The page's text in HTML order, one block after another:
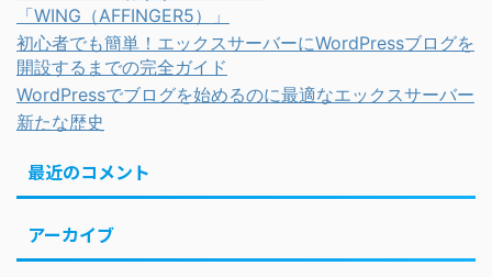
「WING（AFFINGER5）」
初心者でも簡単！エックスサーバーにWordPressブログを
開設するまでの完全ガイド
WordPressでブログを始めるのに最適なエックスサーバー
新たな歴史
最近のコメント
アーカイブ